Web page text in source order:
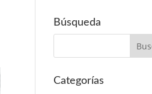
Búsqueda
Categorías